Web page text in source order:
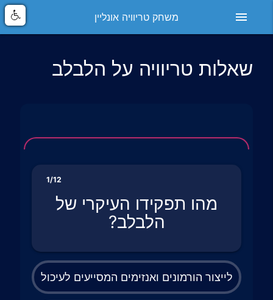
menu משחק טריוויה אונליין
שאלות טריוויה על הלבלב
1/12
מהו תפקידו העיקרי של
הלבלב?
לייצור הורמונים ואנזימים המסייעים לעיכול